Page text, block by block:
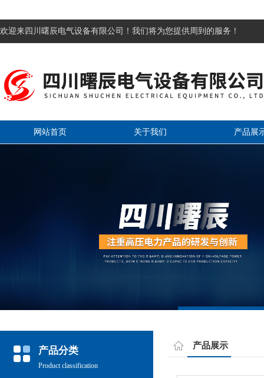
欢迎来四川曙辰电气设备有限公司！我们将为您提供周到的服务！
网站首页 关于我们 产品展
产品分类
Product classification
产品展示